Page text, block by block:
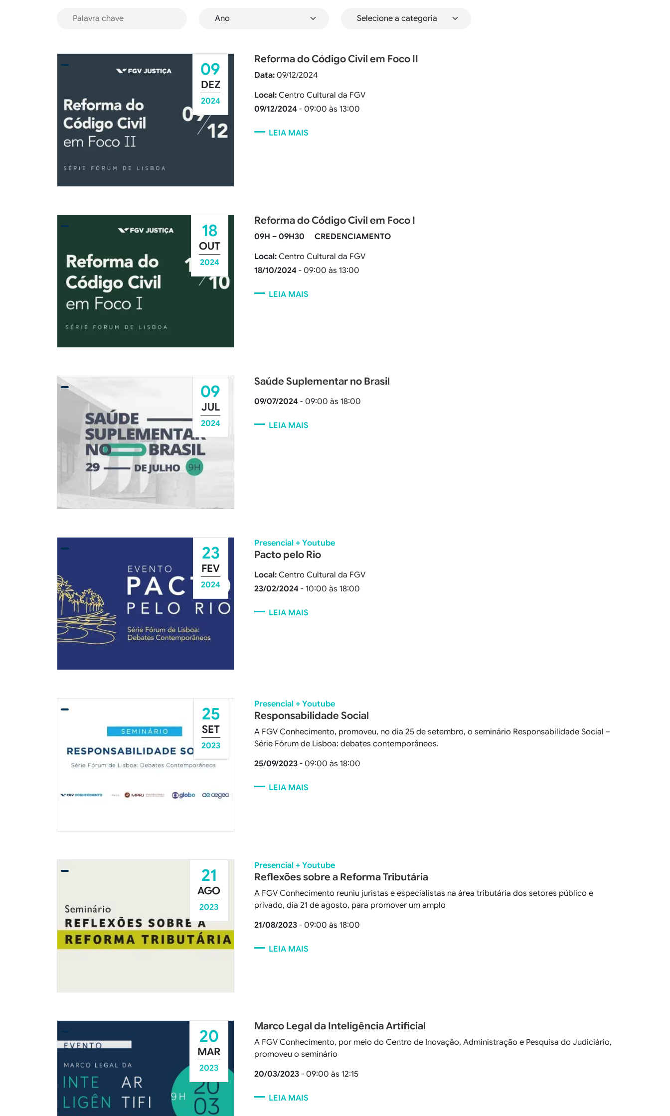
09
DEZ
2024
Reforma do Código Civil em Foco II
Data: 09/12/2024
Local: Centro Cultural da FGV
09/12/2024 - 09:00 às 13:00
LEIA MAIS
18
OUT
2024
Reforma do Código Civil em Foco I
09H – 09H30
CREDENCIAMENTO
Local: Centro Cultural da FGV
18/10/2024 - 09:00 às 13:00
LEIA MAIS
09
JUL
2024
Saúde Suplementar no Brasil
09/07/2024 - 09:00 às 18:00
LEIA MAIS
23
FEV
2024
Presencial + Youtube
Pacto pelo Rio
Local: Centro Cultural da FGV
23/02/2024 - 10:00 às 18:00
LEIA MAIS
25
SET
2023
Presencial + Youtube
Responsabilidade Social
A FGV Conhecimento, promoveu, no dia 25 de setembro, o seminário Responsabilidade Social –
Série Fórum de Lisboa: debates contemporâneos.
25/09/2023 - 09:00 às 18:00
LEIA MAIS
21
AGO
2023
Presencial + Youtube
Reflexões sobre a Reforma Tributária
A FGV Conhecimento reuniu juristas e especialistas na área tributária dos setores público e
privado, dia 21 de agosto, para promover um amplo
21/08/2023 - 09:00 às 18:00
LEIA MAIS
20
MAR
2023
Marco Legal da Inteligência Artificial
A FGV Conhecimento, por meio do Centro de Inovação, Administração e Pesquisa do Judiciário,
promoveu o seminário
20/03/2023 - 09:00 às 12:15
LEIA MAIS